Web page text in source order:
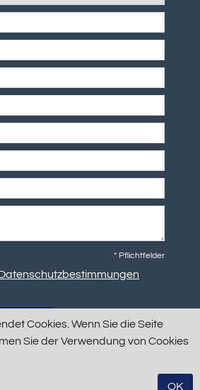
Cookies. Wenn Sie die Seite
Sie der Verwendung von Cookies
OK
* Pflichtfelder